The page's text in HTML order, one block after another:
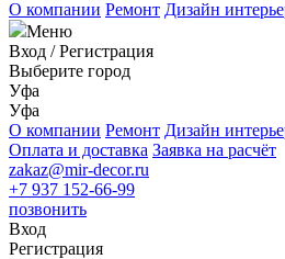
О компании Ремонт Дизайн
Меню
Вход /Регистрация
Выберите город
Уфа
Уфа
О компании Ремонт Дизайн
Оплата и доставка Заявка на расчёт
zakaz@mir-decor.ru
+7 937 152-66-99
позвонить
Вход
Регистрация